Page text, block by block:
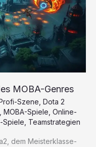
MOBA-Genres
Szene Dota 2
MOBA-Spiele Online-
Spiele Teamstrategien
dem Meisterklasse-